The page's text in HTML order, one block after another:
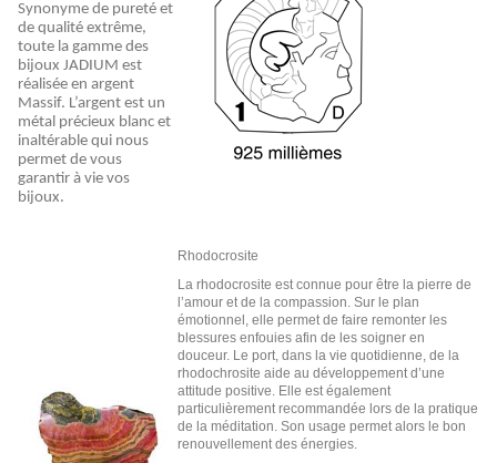
Synonyme de pureté et
de qualité extrême,
toute la gamme des
bijoux JADIUM est
réalisée en argent
Massif. L’argent est un
métal précieux blanc et
inaltérable qui nous
permet de vous
garantir à vie vos
bijoux.
Rhodocrosite
La rhodocrosite est connue pour être la pierre de
l’amour et de la compassion. Sur le plan
émotionnel, elle permet de faire remonter les
blessures enfouies afin de les soigner en
douceur. Le port, dans la vie quotidienne, de la
rhodochrosite aide au développement d’une
attitude positive. Elle est également
particulièrement recommandée lors de la pratique
de la méditation. Son usage permet alors le bon
renouvellement des énergies.